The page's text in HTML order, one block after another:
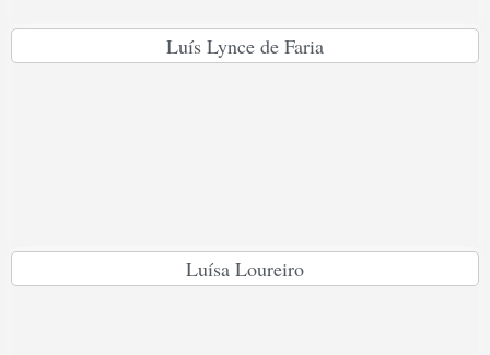
Luís Lynce de Faria
Luísa Loureiro